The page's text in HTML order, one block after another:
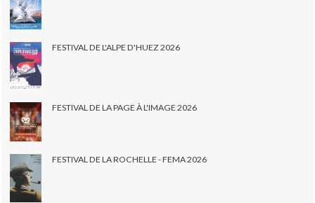
FESTIVAL DE L'ALPE D'HUEZ 2026
FESTIVAL DE LA PAGE À L'IMAGE 2026
FESTIVAL DE LA ROCHELLE - FEMA 2026